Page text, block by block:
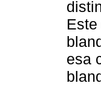
esa